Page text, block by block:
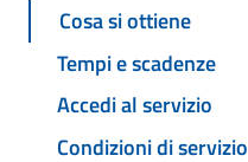
Cosa si ottiene
Tempi e scadenze
Accedi al servizio
Condizioni di servizio